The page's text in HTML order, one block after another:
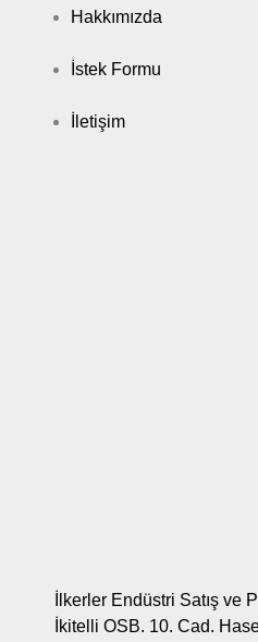
Hakkımızda
İstek Formu
İletişim
İlkerler Endüstri Satış ve
İkitelli OSB. 10. Cad.